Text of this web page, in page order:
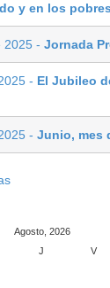
y en los pobres
2025 - Jornada
- El Jubileo
- Junio, mes
Agosto, 2026
J V